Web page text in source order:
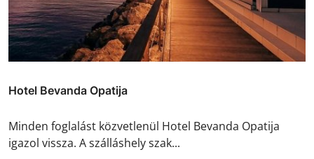
Hotel Bevanda Opatija
Minden foglalást közvetlenül Hotel Bevanda Opatija
igazol vissza. A szálláshely szak...